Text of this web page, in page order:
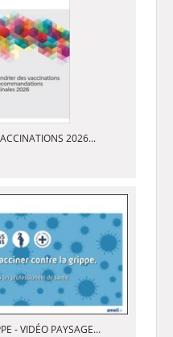
2026...
- VIDÉO PAYSAGE...